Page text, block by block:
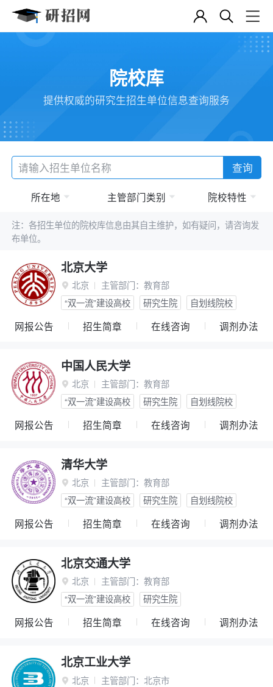
院校库
提供权威的研究生招生单位信息查询服务
查询
所在地 主管部门类别 院校特性
注：各招生单位的院校库信息由其自主维护，如有疑问，请咨询发
布单位。
北京大学
 北京 主管部门： 教育部
“双一流”建设高校
研究生院 自划线院校
网报公告 招生简章 在线咨询 调剂办法
中国人民大学
 北京 主管部门： 教育部
“双一流”建设高校
研究生院 自划线院校
网报公告 招生简章 在线咨询 调剂办法
清华大学
 北京 主管部门： 教育部
“双一流”建设高校
研究生院 自划线院校
网报公告 招生简章 在线咨询 调剂办法
北京交通大学
 北京 主管部门： 教育部
“双一流”建设高校
研究生院
网报公告 招生简章 在线咨询 调剂办法
北京工业大学
 北京 主管部门： 北京市